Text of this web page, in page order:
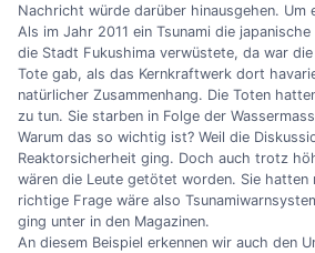
Nachricht würde darüber hinausgehen. Um
Als im Jahr 2011 ein Tsunami die
die Stadt Fukushima verwüstete, da war
Tote gab, als das Kernkraftwerk dort
natürlicher Zusammenhang. Die Toten
zu tun. Sie starben in Folge der
Warum das so wichtig ist? Weil die
Reaktorsicherheit ging. Doch auch trotz
wären die Leute getötet worden. Sie hatten
richtige Frage wäre also
ging unter in den Magazinen.
An diesem Beispiel erkennen wir auch den